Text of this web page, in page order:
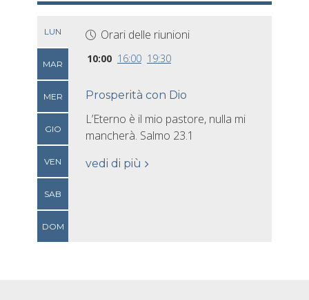
LUN
MAR
MER
GIO
VEN
SAB
DOM
Orari delle riunioni
10:00 16:00 19:30
Prosperità con Dio
L’Eterno è il mio pastore, nulla mi
mancherà. Salmo 23.1
vedi di più